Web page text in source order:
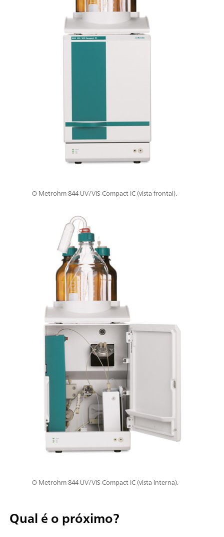
O Metrohm 844 UV/VIS Compact IC (vista frontal).
O Metrohm 844 UV/VIS Compact IC (vista interna).
Qual é o próximo?